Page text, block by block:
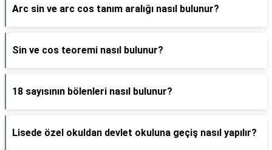
Arc sin ve arc cos tanım aralığı nasıl bulunur?
Sin ve cos teoremi nasıl bulunur?
18 sayısının bölenleri nasıl bulunur?
Lisede özel okuldan devlet okuluna geçiş nasıl yapılır?